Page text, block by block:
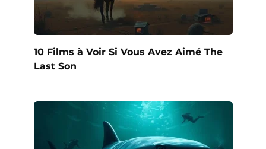
10 Films à Voir Si Vous Avez Aimé The
Last Son